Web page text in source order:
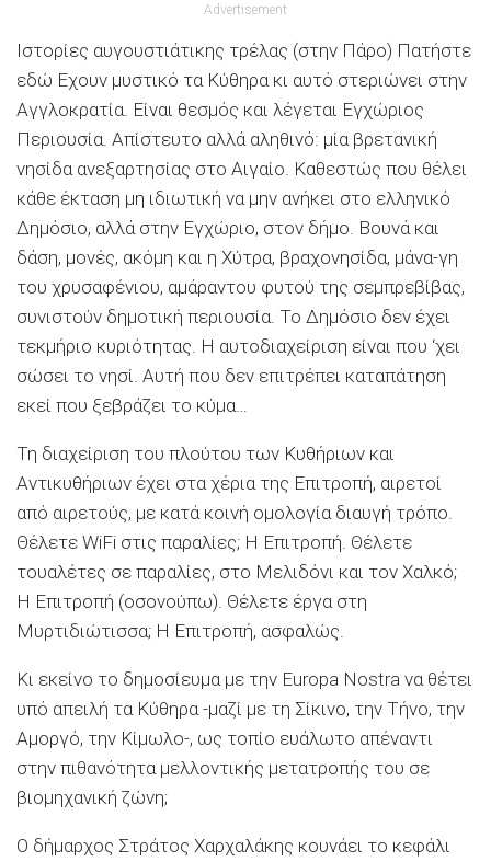
Advertisement
Ιστορίες αυγουστιάτικης τρέλας (στην Πάρο) Πατήστε
εδώ Εχουν μυστικό τα Κύθηρα κι αυτό στεριώνει στην
Αγγλοκρατία. Είναι θεσμός και λέγεται Εγχώριος
Περιουσία. Απίστευτο αλλά αληθινό: μία βρετανική
νησίδα ανεξαρτησίας στο Αιγαίο. Καθεστώς που θέλει
κάθε έκταση μη ιδιωτική να μην ανήκει στο ελληνικό
Δημόσιο, αλλά στην Εγχώριο, στον δήμο. Βουνά και
δάση, μονές, ακόμη και η Χύτρα, βραχονησίδα, μάνα-γη
του χρυσαφένιου, αμάραντου φυτού της σεμπρεβίβας,
συνιστούν δημοτική περιουσία. Το Δημόσιο δεν έχει
τεκμήριο κυριότητας. Η αυτοδιαχείριση είναι που ‘χει
σώσει το νησί. Αυτή που δεν επιτρέπει καταπάτηση
εκεί που ξεβράζει το κύμα…
Τη διαχείριση του πλούτου των Κυθήριων και
Αντικυθήριων έχει στα χέρια της Επιτροπή, αιρετοί
από αιρετούς, με κατά κοινή ομολογία διαυγή τρόπο.
Θέλετε WiFi στις παραλίες; Η Επιτροπή. Θέλετε
τουαλέτες σε παραλίες, στο Μελιδόνι και τον Χαλκό;
Η Επιτροπή (οσονούπω). Θέλετε έργα στη
Μυρτιδιώτισσα; Η Επιτροπή, ασφαλώς.
Κι εκείνο το δημοσίευμα με την Europa Nostra να θέτει
υπό απειλή τα Κύθηρα -μαζί με τη Σίκινο, την Τήνο, την
Αμοργό, την Κίμωλο-, ως τοπίο ευάλωτο απέναντι
στην πιθανότητα μελλοντικής μετατροπής του σε
βιομηχανική ζώνη;
Ο δήμαρχος Στράτος Χαρχαλάκης κουνάει το κεφάλι